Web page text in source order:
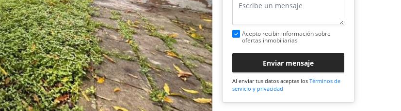
Acepto recibir información sobre
ofertas inmobiliarias
Enviar mensaje
Al enviar tus datos aceptas los Términos de
servicio y privacidad